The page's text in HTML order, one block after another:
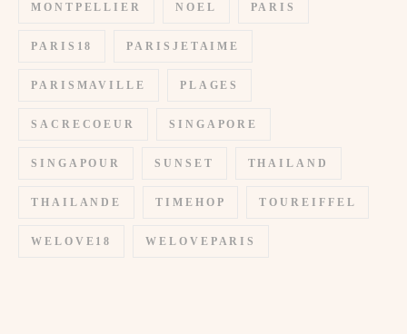
MONTPELLIER NOEL PARIS
PARIS18 PARISJETAIME
PARISMAVILLE PLAGES
SACRECOEUR SINGAPORE
SINGAPOUR SUNSET THAILAND
THAILANDE TIMEHOP TOUREIFFEL
WELOVE18 WELOVEPARIS